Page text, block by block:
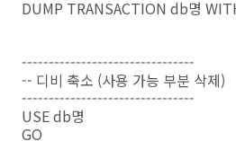
DUMP TRANSACTION db명
--------------------------------
-- 디비 축소 (사용 가능 부분 삭제)
--------------------------------
USE db명
GO